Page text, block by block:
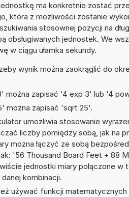
ma konkretnie zostać
która z możliwości zostanie
stosownej pozycji na
obsługiwanych jednostek. We
w ciągu ułamka sekundy.
wynik można zaokrąglić do
można zapisać '4 exp 3' lub '4
można zapisać 'sqrt 25'.
umożliwia stosowanie
liczby pomiędzy sobą, jak na
można łączyć ze sobą
'56 Thousand Board Feet + 88
jednostki miary połączone w
kombinacji.
używać funkcji